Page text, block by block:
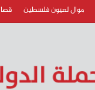
موال لعيون فلسطين